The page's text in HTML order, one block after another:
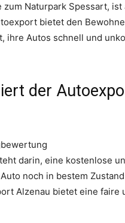
zum Naturpark Spessart,
bietet den
ihre Autos schnell und
der
darin, eine kostenlose
noch in bestem
Alzenau bietet eine faire